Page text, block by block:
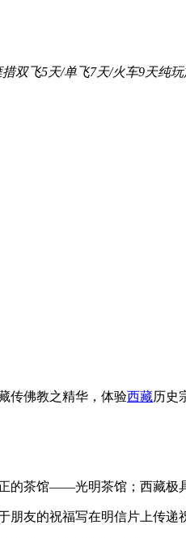
双飞5天/单飞7天/火车9天纯
传佛教之精华，体验西藏历史
茶馆——光明茶馆；西藏极
朋友的祝福写在明信片上传